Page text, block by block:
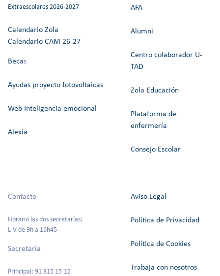
Extraescolares 2026-2027
Calendario Zola
Calendario CAM 26-27
Becas
Ayudas proyecto fotovoltaicas
Web Inteligencia emocional
Alexia
AFA
Alumni
Centro colaborador U-
TAD
Zola Educación
Plataforma de
enfermería
Consejo Escolar
Contacto
Horario las dos secretarías:
L-V de 9h a 16h45
Secretaría
Principal: 91 815 15 12
Aviso Legal
Política de Privacidad
Política de Cookies
Trabaja con nosotros